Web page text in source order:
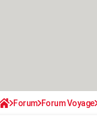
Forum Forum Voyage